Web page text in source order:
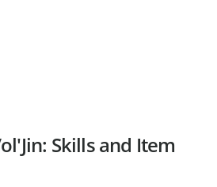
Skills and Item